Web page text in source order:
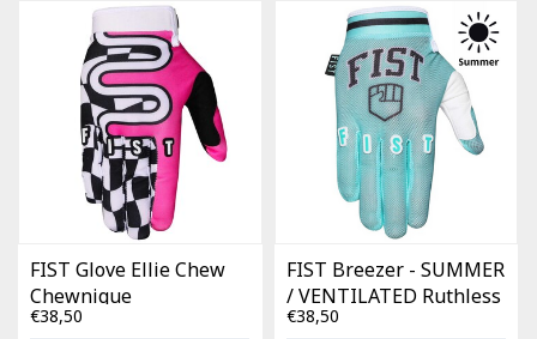
FIST Glove Ellie Chew
Chewnique
€38,50
FIST Breezer - SUMMER
/ VENTILATED Ruthless
Teal Staple
€38,50